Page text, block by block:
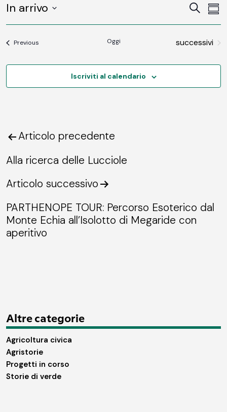
Eventi
e
viste
Cerca
In arrivo
Previous Oggi Eventi
successivi
Iscriviti al calendario
Navigazione
articoli
Articolo precedente
Alla ricerca delle Lucciole
Articolo successivo
PARTHENOPE TOUR: Percorso Esoterico dal
Monte Echia all’Isolotto di Megaride con
aperitivo
Altre categorie
Agricoltura civica
Agristorie
Progetti in corso
Storie di verde